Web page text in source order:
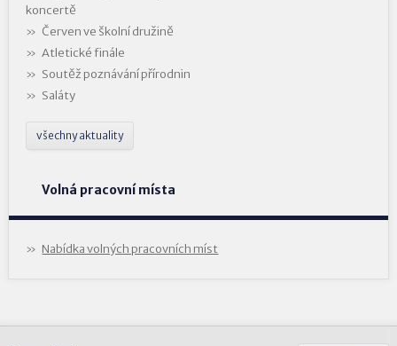
koncertě
Červen ve školní družině
Atletické finále
Soutěž poznávání přírodnin
Saláty
všechny aktuality
Volná pracovní místa
Nabídka volných pracovních míst